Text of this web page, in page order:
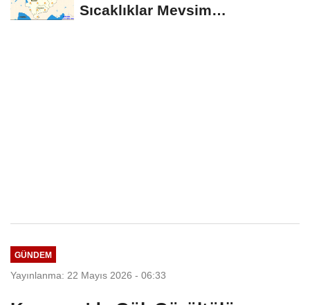
Sıcaklıklar Mevsim
GÜNDEM
Yayınlanma: 22 Mayıs 2026 - 06:33